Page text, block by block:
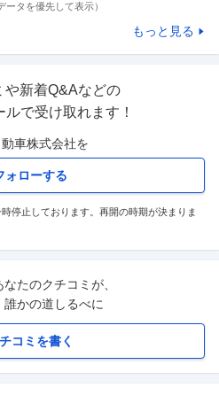
タを優先して表示）
もっと見る
や新着Q&Aなどの
ルで受け取れます！
動車株式会社を
ォローする
停止しております。再開の時期が決まりま
なたのクチコミが、
誰かの道しるべに
コミを書く